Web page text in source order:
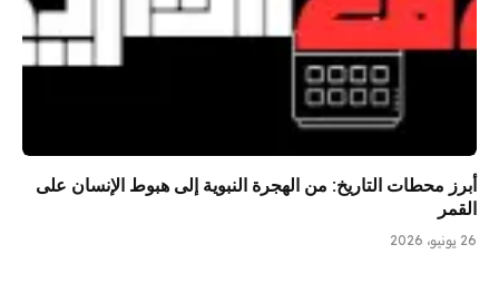
أبرز محطات التاريخ: من الهجرة النبوية إلى هبوط الإنسان على
القمر
26 يونيو، 2026